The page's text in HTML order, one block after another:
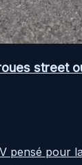
street
pensé pour